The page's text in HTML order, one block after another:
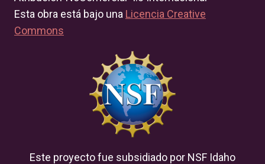
Esta obra está bajo una Licencia Creative
Commons
Este proyecto fue subsidiado por NSF Idaho